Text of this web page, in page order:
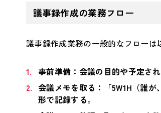
議事録作成の業務フロー
議事録作成業務の一般的なフローは
事前準備：会議の目的や予定さ
会議メモを取る：「5W1H（誰
形で記録する。